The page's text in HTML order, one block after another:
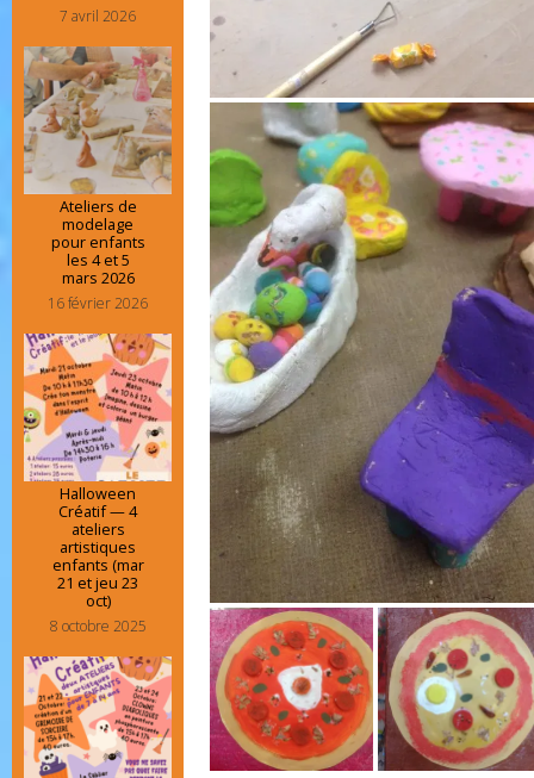
7 avril 2026
Ateliers de
modelage
pour enfants
les 4 et 5
mars 2026
16 février 2026
Halloween
Créatif — 4
ateliers
artistiques
enfants (mar
21 et jeu 23
oct)
8 octobre 2025